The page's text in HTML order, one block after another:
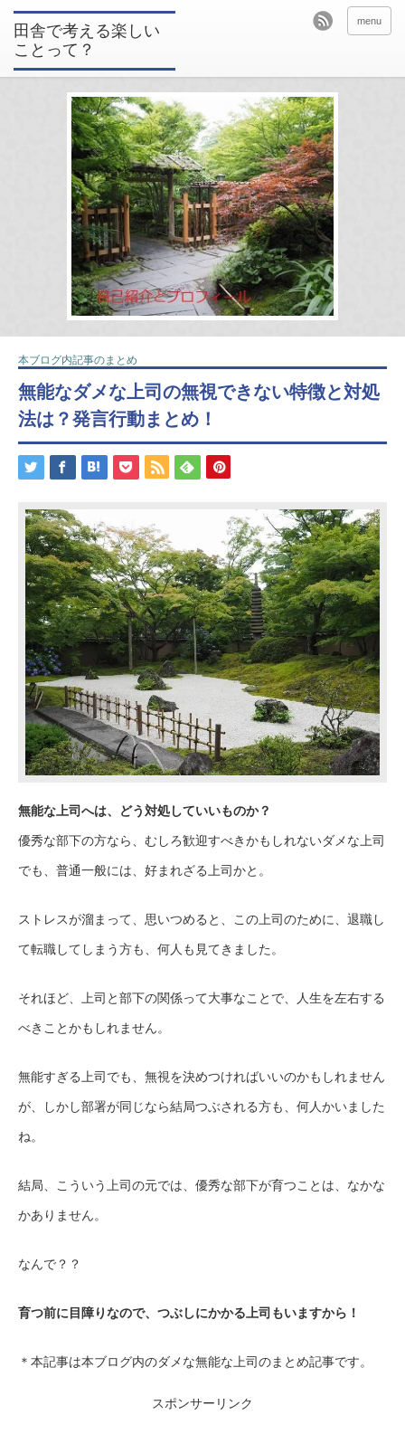
田舎で考える楽しい
ことって？
menu
本ブログ内記事のまとめ
無能なダメな上司の無視できない特徴と対処
法は？発言行動まとめ！
無能な上司へは、どう対処していいものか？
優秀な部下の方なら、むしろ歓迎すべきかもしれないダメな上司
でも、普通一般には、好まれざる上司かと。
ストレスが溜まって、思いつめると、この上司のために、退職し
て転職してしまう方も、何人も見てきました。
それほど、上司と部下の関係って大事なことで、人生を左右する
べきことかもしれません。
無能すぎる上司でも、無視を決めつければいいのかもしれません
が、しかし部署が同じなら結局つぶされる方も、何人かいました
ね。
結局、こういう上司の元では、優秀な部下が育つことは、なかな
かありません。
なんで？？
育つ前に目障りなので、つぶしにかかる上司もいますから！
＊本記事は本ブログ内のダメな無能な上司のまとめ記事です。
スポンサーリンク